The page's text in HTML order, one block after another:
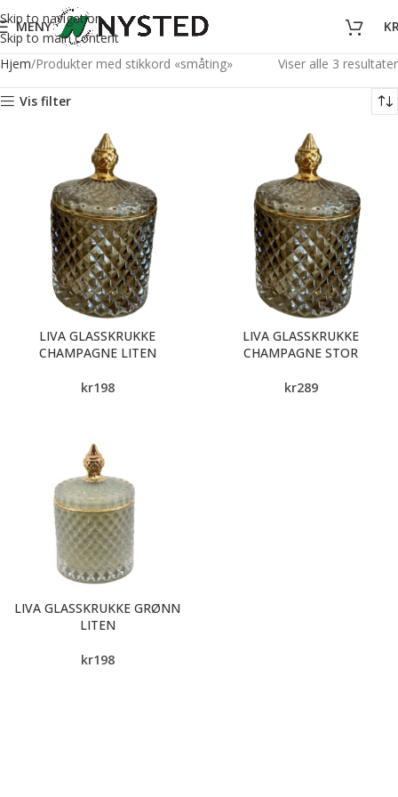
Skip to navigation
Skip to main content
MENY
Hjem Produkter med stikkord «småting» Viser alle 3 resultater
Vis filter
LIVA GLASSKRUKKE
CHAMPAGNE LITEN
kr198
LIVA GLASSKRUKKE
CHAMPAGNE STOR
kr289
LIVA GLASSKRUKKE GRØNN
LITEN
kr198